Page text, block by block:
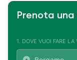
Prenota
1. DOVE VUOI FARE LA